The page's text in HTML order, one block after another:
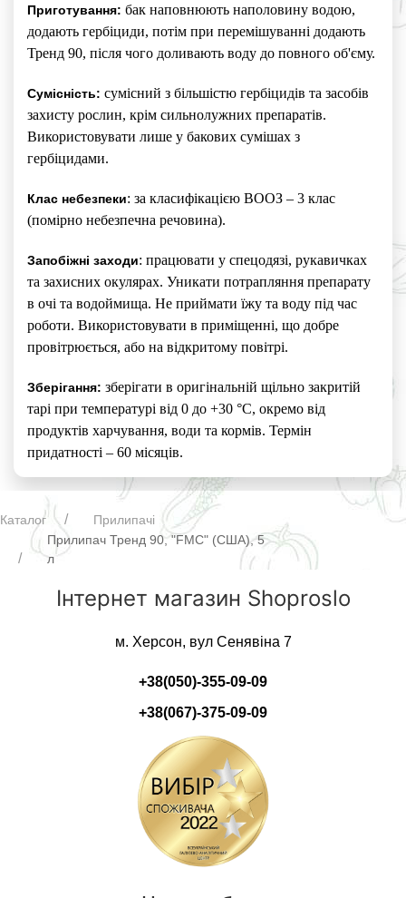
Приготування: бак наповнюють наполовину водою,
додають гербіциди, потім при перемішуванні додають
Тренд 90, після чого доливають воду до повного об'єму.
Сумісність: сумісний з більшістю гербіцидів та засобів
захисту рослин, крім сильнолужних препаратів.
Використовувати лише у бакових сумішах з
гербіцидами.
Клас небезпеки: за класифікацією ВООЗ – 3 клас
(помірно небезпечна речовина).
Запобіжні заходи: працювати у спецодязі, рукавичках
та захисних окулярах. Уникати потрапляння препарату
в очі та водоймища. Не приймати їжу та воду під час
роботи. Використовувати в приміщенні, що добре
провітрюється, або на відкритому повітрі.
Зберігання: зберігати в оригінальній щільно закритій
тарі при температурі від 0 до +30 °C, окремо від
продуктів харчування, води та кормів. Термін
придатності – 60 місяців.
Каталог
Прилипачі
Прилипач Тренд 90, "FMC" (США), 5
л
Інтернет магазин Shoproslo
м. Херсон, вул Сенявіна 7
+38(050)-355-09-09
+38(067)-375-09-09